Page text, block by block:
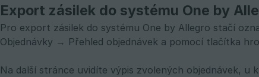
Export zásilek do systému One by
Pro export zásilek do systému One by Allegro stačí
Objednávky → Přehled objednávek a pomocí tlačítka
Na další stránce uvidíte výpis zvolených objednávek,